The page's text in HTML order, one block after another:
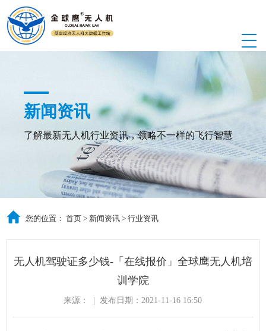
新闻资讯
了解最新无人机行业资讯，领略不一样的飞行智慧
您的位置：首页 > 新闻资讯 >行业资讯
无人机驾驶证多少钱-「在线报价」全球鹰无人机培
训学院
来源： 发布日期：2021-11-16 16:50